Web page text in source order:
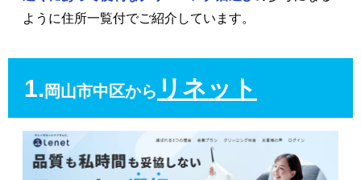
ように住所一覧付でご紹介しています。
1.岡山市中区から リネット